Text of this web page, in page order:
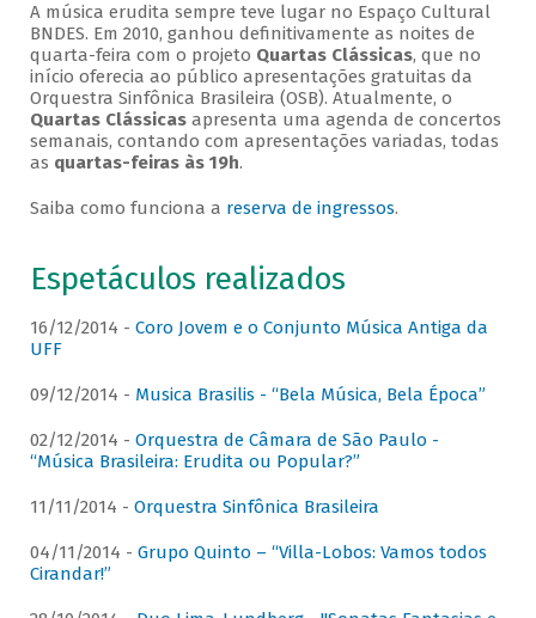
A música erudita sempre teve lugar no Espaço Cultural
BNDES. Em 2010, ganhou definitivamente as noites de
quarta-feira com o projeto Quartas Clássicas, que no
início oferecia ao público apresentações gratuitas da
Orquestra Sinfônica Brasileira (OSB). Atualmente, o
Quartas Clássicasapresenta uma agenda de concertos
semanais, contando com apresentações variadas, todas
as quartas-feiras às 19h.
Saiba como funciona a reserva de ingressos.
Espetáculos realizados
16/12/2014 - Coro Jovem e o Conjunto Música Antiga da
UFF
09/12/2014 - Musica Brasilis - “Bela Música, Bela Época”
02/12/2014 - Orquestra de Câmara de São Paulo -
“Música Brasileira: Erudita ou Popular?”
11/11/2014 - Orquestra Sinfônica Brasileira
04/11/2014 - Grupo Quinto – “Villa-Lobos: Vamos todos
Cirandar!”